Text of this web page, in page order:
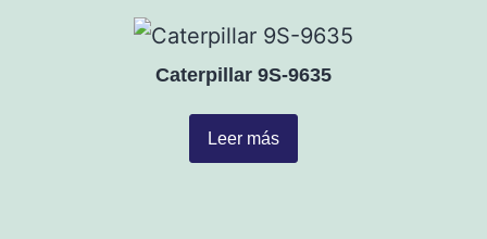
Caterpillar 9S-9635
Leer más